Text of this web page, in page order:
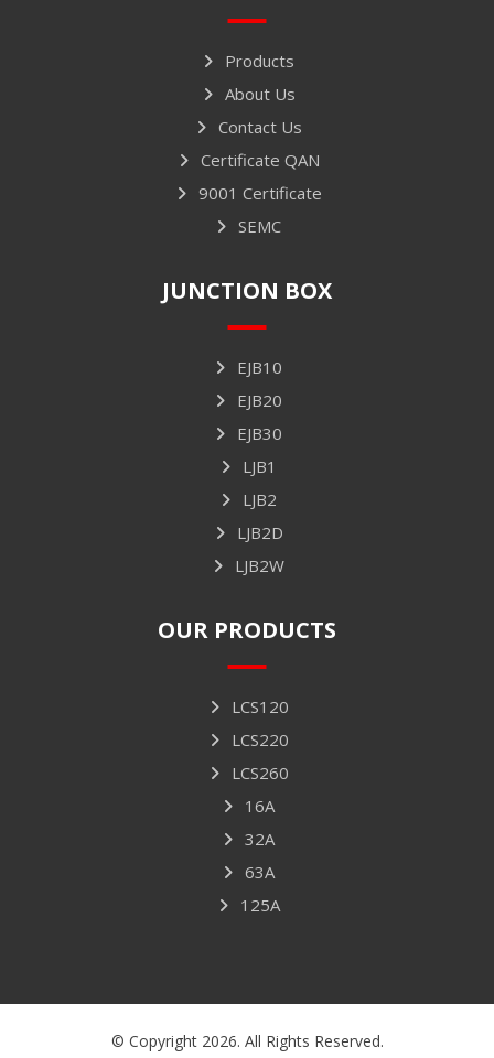
Products
About Us
Contact Us
Certificate QAN
9001 Certificate
SEMC
JUNCTION BOX
EJB10
EJB20
EJB30
LJB1
LJB2
LJB2D
LJB2W
OUR PRODUCTS
LCS120
LCS220
LCS260
16A
32A
63A
125A
© Copyright 2026. All Rights Reserved.